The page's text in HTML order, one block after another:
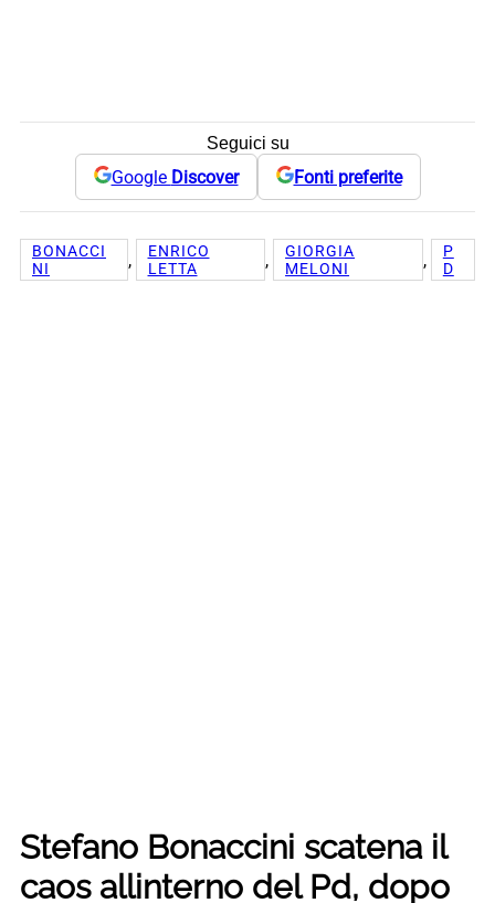
Seguici su
Google Discover Fonti preferite
BONACCI
NI
,
ENRICO
LETTA
,
GIORGIA
MELONI
,
P
D
Stefano Bonaccini scatena il
caos allinterno del Pd, dopo